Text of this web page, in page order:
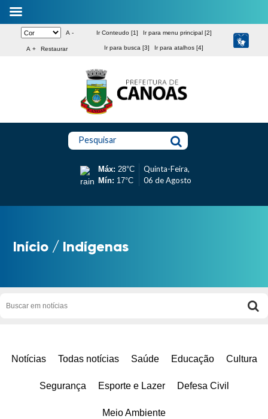
A -
A + Restaurar
Ir Conteudo [1] Ir para menu principal [2]
Ir para busca [3] Ir para atalhos [4]
Pesquisar
Máx: 28°C
Mín: 17°C
Quinta-Feira,
06 de Agosto
Início / Indígenas
Notícias Todas notícias Saúde Educação Cultura
Segurança Esporte e Lazer Defesa Civil
Meio Ambiente